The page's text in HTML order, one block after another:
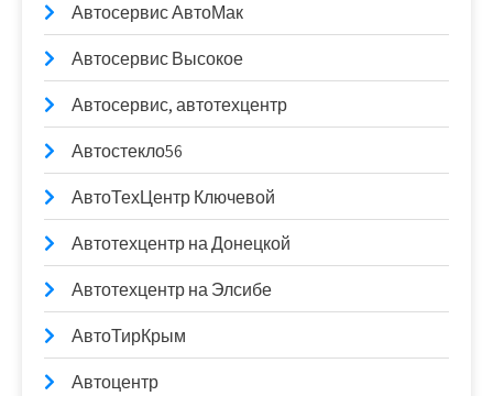
Автосервис АвтоМак
Автосервис Высокое
Автосервис, автотехцентр
Автостекло56
АвтоТехЦентр Ключевой
Автотехцентр на Донецкой
Автотехцентр на Элсибе
АвтоТирКрым
Автоцентр